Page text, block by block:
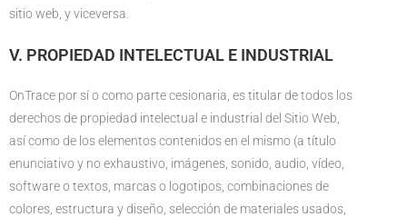
sitio web, y viceversa.
V. PROPIEDAD INTELECTUAL E INDUSTRIAL
OnTrace por sí o como parte cesionaria, es titular de todos los
derechos de propiedad intelectual e industrial del Sitio Web,
así como de los elementos contenidos en el mismo (a título
enunciativo y no exhaustivo, imágenes, sonido, audio, vídeo,
software o textos, marcas o logotipos, combinaciones de
colores, estructura y diseño, selección de materiales usados,